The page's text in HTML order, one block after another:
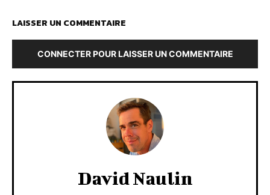
LAISSER UN COMMENTAIRE
CONNECTER POUR LAISSER UN COMMENTAIRE
David Naulin